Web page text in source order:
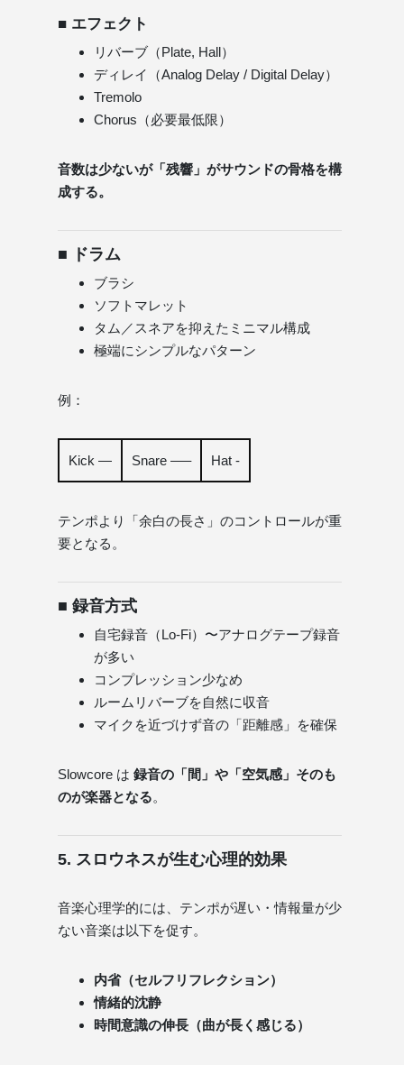
■ エフェクト
リバーブ（Plate, Hall）
ディレイ（Analog Delay / Digital Delay）
Tremolo
Chorus（必要最低限）
音数は少ないが「残響」がサウンドの骨格を構
成する。
■ ドラム
ブラシ
ソフトマレット
タム／スネアを抑えたミニマル構成
極端にシンプルなパターン
例：
Kick — Snare —– Hat -
テンポより「余白の長さ」のコントロールが重
要となる。
■ 録音方式
自宅録音（Lo-Fi）〜アナログテープ録音
が多い
コンプレッション少なめ
ルームリバーブを自然に収音
マイクを近づけず音の「距離感」を確保
Slowcore は 録音の「間」や「空気感」そのも
のが楽器となる。
5. スロウネスが生む心理的効果
音楽心理学的には、テンポが遅い・情報量が少
ない音楽は以下を促す。
内省（セルフリフレクション）
情緒的沈静
時間意識の伸長（曲が長く感じる）